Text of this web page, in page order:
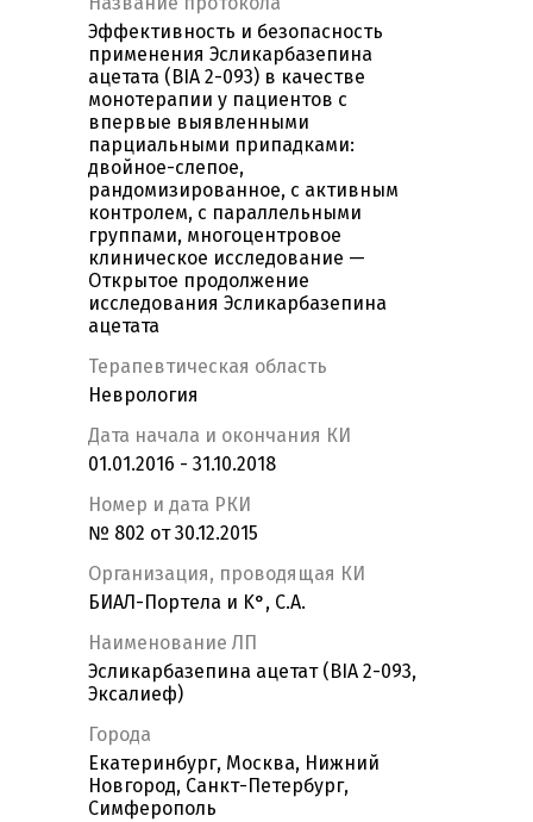
Эффективность и безопасность
применения Эсликарбазепина
ацетата (BIA 2-093) в качестве
монотерапии у пациентов с
впервые выявленными
парциальными припадками:
двойное-слепое,
рандомизированное, с активным
контролем, с параллельными
группами, многоцентровое
клиническое исследование —
Открытое продолжение
исследования Эсликарбазепина
ацетата
Терапевтическая область
Неврология
Дата начала и окончания КИ
01.01.2016 - 31.10.2018
Номер и дата РКИ
№ 802 от 30.12.2015
Организация, проводящая КИ
БИАЛ-Портела и K°, С.А.
Наименование ЛП
Эсликарбазепина ацетат (BIA 2-093,
Эксалиеф)
Города
Екатеринбург, Москва, Нижний
Новгород, Санкт-Петербург,
Симферополь